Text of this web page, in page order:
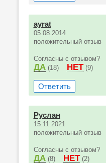
ayrat
05.08.2014
положительный отзыв
Согласны с отзывом?
ДА (18) НЕТ (9)
Ответить
Руслан
15.11.2021
положительный отзыв
Согласны с отзывом?
ДА (8) НЕТ (2)